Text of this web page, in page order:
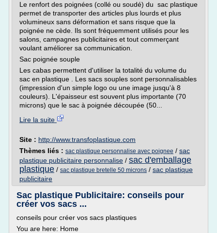
Le renfort des poignées (collé ou soudé) du sac plastique
permet de transporter des articles plus lourds et plus
volumineux sans déformation et sans risque que la
poignée ne cède. Ils sont fréquemment utilisés pour les
salons, campagnes publicitaires et tout commerçant
voulant améliorer sa communication.
Sac poignée souple
Les cabas permettent d'utiliser la totalité du volume du
sac en plastique . Les sacs souples sont personnalisables
(impression d'un simple logo ou une image jusqu'à 8
couleurs). L'épaisseur est souvent plus importante (70
microns) que le sac à poignée découpée (50...
Lire la suite
Site : http://www.transfoplastique.com
Thèmes liés : sac plastique personnalise avec poignee / sac
plastique publicitaire personnalise / sac d'emballage
plastique / sac plastique bretelle 50 microns / sac plastique
publicitaire
Sac plastique Publicitaire: conseils pour
créer vos sacs ...
conseils pour créer vos sacs plastiques
You are here: Home